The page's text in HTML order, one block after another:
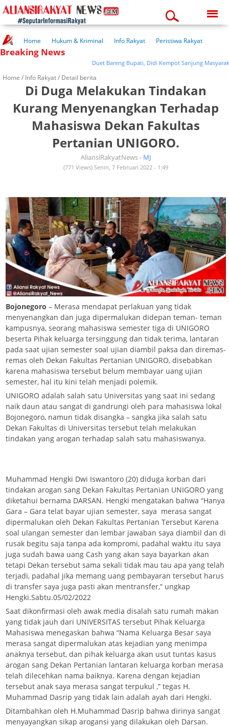
09:16:41 am
Home Hukum & Kriminal Info Rakyat
Peristiwa Rakyat
Kuliner Rakyat
Wisata Rakyat
Breaking News
Duet Bareng Bupati, Didi Kempot Sanjung Masyarakat
Home / Info Rakyat/ Detail berita
Di Duga Melakukan Tindakan
Kurang Menyenangkan Terhadap
Mahasiswa Dekan Fakultas
Pertanian UNIGORO.
AliansiRakyatNews - MJ
(771 Views) Senin, 7 Februari 2022 - 1:49
Bojonegoro – Merasa mendapat perlakuan yang tidak
menyenangkan dan juga dipermalukan didepan teman- teman
kampusnya, seorang mahasiswa semester tiga di UNIGORO
beserta Pihak keluarga tersinggung dan tidak terima, lantaran
pada saat ujian semester soal ujian diambil paksa dan diremas-
remas oleh Dekan Fakultas Pertanian UNIGORO, disebabkan
karena mahasiswa tersebut belum membayar uang ujian
semester, hal itu kini telah menjadi polemik.
UNIGORO adalah salah satu Universitas yang saat ini sedang
naik daun atau sangat di gandrungi oleh para mahasiswa lokal
Bojonegoro, namun tidak disangka – sangka jika salah satu
Dekan Fakultas di Universitas tersebut telah melakukan
tindakan yang arogan terhadap salah satu mahasiswanya.
Muhammad Hengki Dwi Iswantoro (20) diduga korban dari
tindakan arogan sang Dekan Fakultas Pertanian UNIGORO yang
diketahui bernama DARSAN. Hengki mengatakan bahwa “Hanya
Gara – Gara telat bayar ujian semester, saya merasa sangat
dipermalukan oleh Dekan Fakultas Pertanian Tersebut Karena
soal ulangan semester dan lembar jawaban saya diambil dan di
rusak begitu saja tanpa ada kompromi, padahal waktu itu saya
juga sudah bawa uang Cash yang akan saya bayarkan akan
tetapi Dekan tersebut sama sekali tidak mau tau apa yang telah
terjadi, padahal jika memang uang pembayaran tersebut harus
di transfer saya juga pasti akan mentransfer,” ungkap
Hengki.Sabtu.05/02/2022
Saat dikonfirmasi oleh awak media disalah satu rumah makan
yang tidak jauh dari UNIVERSITAS tersebut Pihak Keluarga
Mahasiswa menegaskan bahwa “Nama Keluarga Besar saya
merasa sangat dipermalukan atas kejadian yang menimpa
anaknya tersebut, dan pihak keluarga akan usut tuntas kasus
arogan sang Dekan Pertanian lantaran keluarga korban merasa
telah dilecehkan nama baiknya. Karena dengan kejadian
tersebut anak saya merasa sangat terpukul ,” tegas H.
Muhammad Dasrip yang tidak lain adalah ayah dari Hengki.
Ditambahkan oleh H.Muhammad Dasrip bahwa dirinya sangat
menyayangkan sikap arogansi yang dilakukan oleh Darsan.